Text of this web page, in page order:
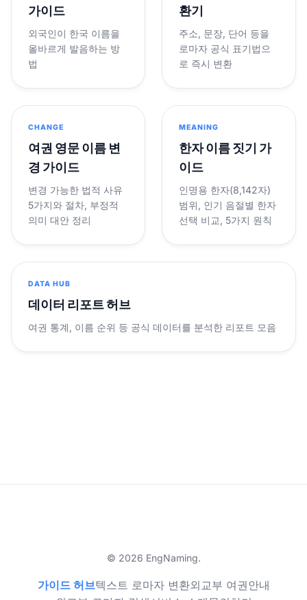
가이드
외국인이 한국 이름을
올바르게 발음하는 방
법
환기
주소, 문장, 단어 등을
로마자 공식 표기법으
로 즉시 변환
CHANGE
여권 영문 이름 변
경 가이드
변경 가능한 법적 사유
5가지와 절차, 부정적
의미 대안 정리
MEANING
한자 이름 짓기 가
이드
인명용 한자(8,142자)
범위, 인기 음절별 한자
선택 비교, 5가지 원칙
DATA HUB
데이터 리포트 허브
여권 통계, 이름 순위 등 공식 데이터를 분석한 리포트 모음
© 2026 EngNaming.
가이드 허브텍스트 로마자 변환외교부 여권안내